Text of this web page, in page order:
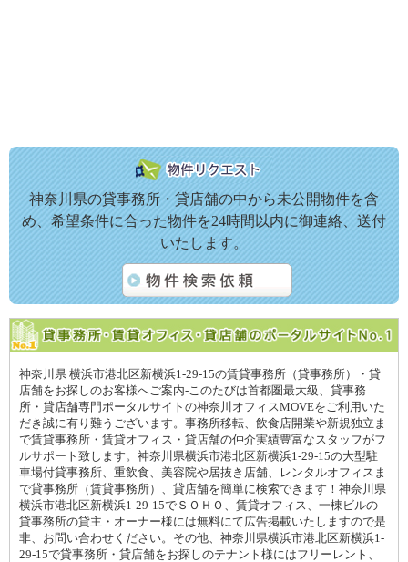
神奈川県の貸事務所・貸店舗の中から未公開物件を含
め、希望条件に合った物件を24時間以内に御連絡、送付
いたします。
神奈川県 横浜市港北区新横浜1-29-15の賃貸事務所（貸事務所）・貸
店舗をお探しのお客様へご案内-このたびは首都圏最大級、貸事務
所・貸店舗専門ポータルサイトの神奈川オフィスMOVEをご利用いた
だき誠に有り難うございます。事務所移転、飲食店開業や新規独立ま
で賃貸事務所・賃貸オフィス・貸店舗の仲介実績豊富なスタッフがフ
ルサポート致します。神奈川県横浜市港北区新横浜1-29-15の大型駐
車場付貸事務所、重飲食、美容院や居抜き店舗、レンタルオフィスま
で貸事務所（賃貸事務所）、貸店舗を簡単に検索できます！神奈川県
横浜市港北区新横浜1-29-15でＳＯＨＯ、賃貸オフィス、一棟ビルの
貸事務所の貸主・オーナー様には無料にて広告掲載いたしますので是
非、お問い合わせください。その他、神奈川県横浜市港北区新横浜1-
29-15で貸事務所・貸店舗をお探しのテナント様にはフリーレント、